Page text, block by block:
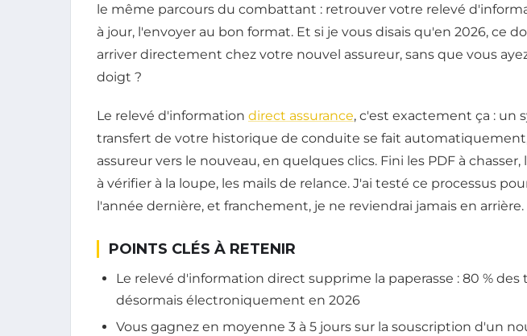
le même parcours du combattant : retrouver votre relevé
à jour, l'envoyer au bon format. Et si je vous disais qu'en 2026, ce
arriver directement chez votre nouvel assureur, sans que vous
doigt ?
Le relevé d'information direct assurance, c'est exactement ça : un
transfert de votre historique de conduite se fait
assureur vers le nouveau, en quelques clics. Fini les PDF à
à vérifier à la loupe, les mails de relance. J'ai testé ce processus
l'année dernière, et franchement, je ne reviendrai jamais en arrière.
POINTS CLÉS À RETENIR
Le relevé d'information direct supprime la paperasse : 80 % des
désormais électroniquement en 2026
Vous gagnez en moyenne 3 à 5 jours sur la souscription d'un